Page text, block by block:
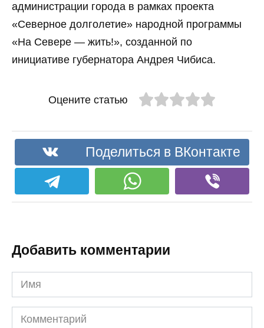
администрации города в рамках проекта
«Северное долголетие» народной программы
«На Севере — жить!», созданной по
инициативе губернатора Андрея Чибиса.
Оцените статью
Поделиться в ВКонтакте
Добавить комментарии
Имя
Комментарий